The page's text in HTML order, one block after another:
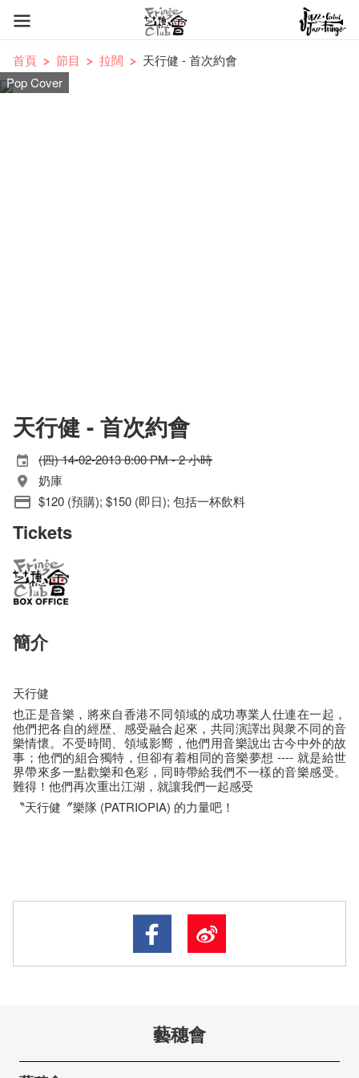
首頁 節目 拉闊
天行健 - 首次約會
Pop Cover
天行健 - 首次約會
(四) 14-02-2013 8:00 PM - 2 小時
奶庫
$120 (預購); $150 (即日); 包括一杯飲料
Tickets
簡介
天行健
也正是音樂，將來自香港不同領域的成功專業人仕連在一起，
他們把各自的經歴、感受融合起來，共同演譯出與衆不同的音
樂情懷。不受時間、領域影嚮，他們用音樂說出古今中外的故
事；他們的組合獨特，但卻有着相同的音樂夢想 ---- 就是給世
界帶來多一點歡樂和色彩，同時帶給我們不一樣的音樂感受。
難得！他們再次重出江湖，就讓我們一起感受
〝天行健〞樂隊 (PATRIOPIA) 的力量吧！
藝穗會